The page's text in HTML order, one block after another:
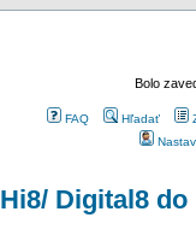
Bolo
FAQ Hľadať
Digital8 do